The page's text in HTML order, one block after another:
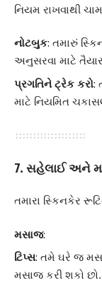
નિયમ રાખવાથી
નોટબુક: તમારું
અનુસરવા માટે
પ્રગતિને ટ્રેક કરો:
માટે નિયમિત
7. સહેલાઈ અને
તમારા સ્કિનકેર
મસાજ:
ટિપ્સ: તમે ઘરે જ
મસાજ કરી શકો છો.